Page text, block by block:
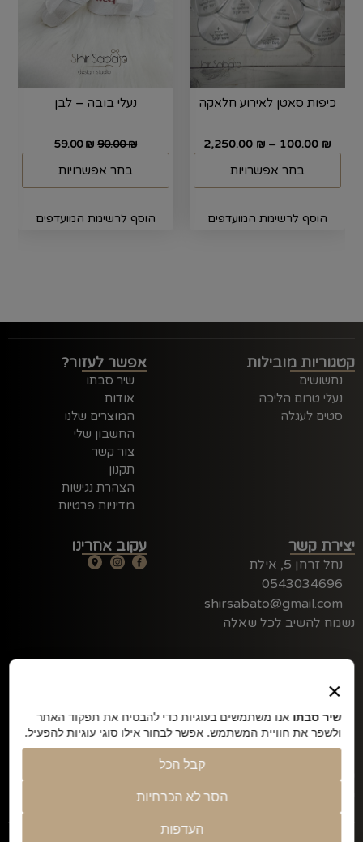
כיפות סאטן לאירוע חלאקה
100.00 ₪
–
2,250.00 ₪
בחר אפשרויות
הוסף לרשימת המועדפים
נעלי בובה – לבן
90.00₪
59.00₪
בחר אפשרויות
הוסף לרשימת המועדפים
שיר סבתו – תפירת טקסטיל למוצרי תינוקות וילדים, יודאיקה,
שילוט בלייזר, מתנות ועוד..
יצירת קשר
נחל זרחן 5, אילת
0543034696
shirsabato@gmail.com
נשמח להשיב לכל שאלה
אפשר לעזור?
שיר סבתו
אודות
המוצרים שלנו
החשבון שלי
צור קשר
תקנון
הצהרת נגישות
מדיניות פרטיות
קטגוריות מובילות
נחשושים
נעלי טרום הליכה
סטים לעגלה
עקוב אחרינו
×
שיר סבתו אנו משתמשים בעוגיות כדי להבטיח את תפקוד האתר
ולשפר את חוויית המשתמש. אפשר לבחור אילו סוגי עוגיות להפעיל.
קבל הכל
הסר לא הכרחיות
העדפות